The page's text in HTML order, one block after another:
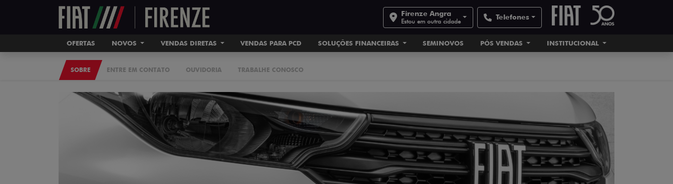
Firenze Angra
Estou em outra cidade Telefones
OFERTAS NOVOS VENDAS DIRETAS VENDAS PARA PCD SOLUÇÕES FINANCEIRAS SEMINOVOS PÓS VENDAS INSTITUCIONAL
SOBRE ENTRE EM CONTATO OUVIDORIA TRABALHE CONOSCO